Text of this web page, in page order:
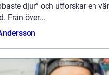
djur” och utforskar en
Från över...